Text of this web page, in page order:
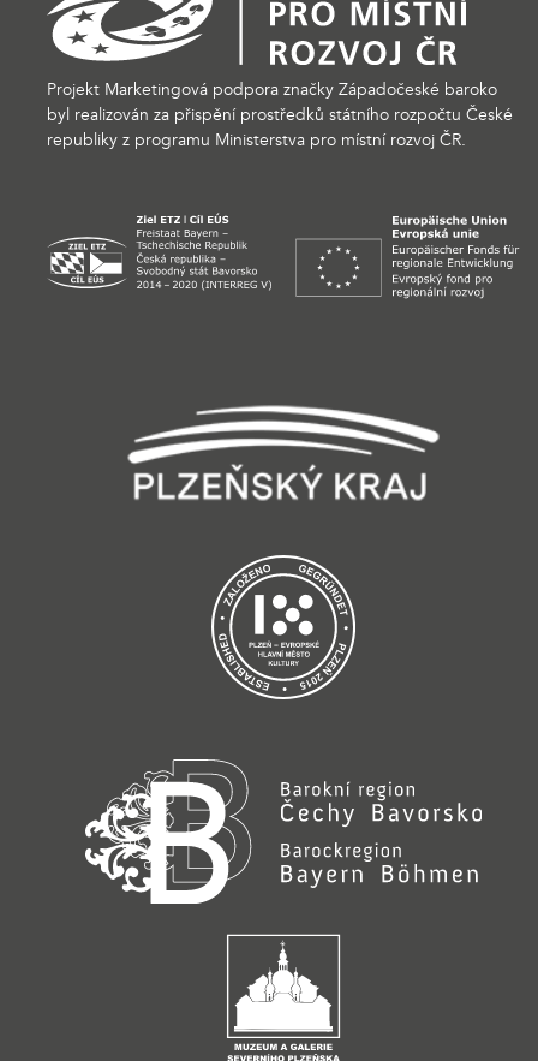
Projekt Marketingová podpora značky Západočeské baroko
byl realizován za přispění prostředků státního rozpočtu České
republiky z programu Ministerstva pro místní rozvoj ČR.